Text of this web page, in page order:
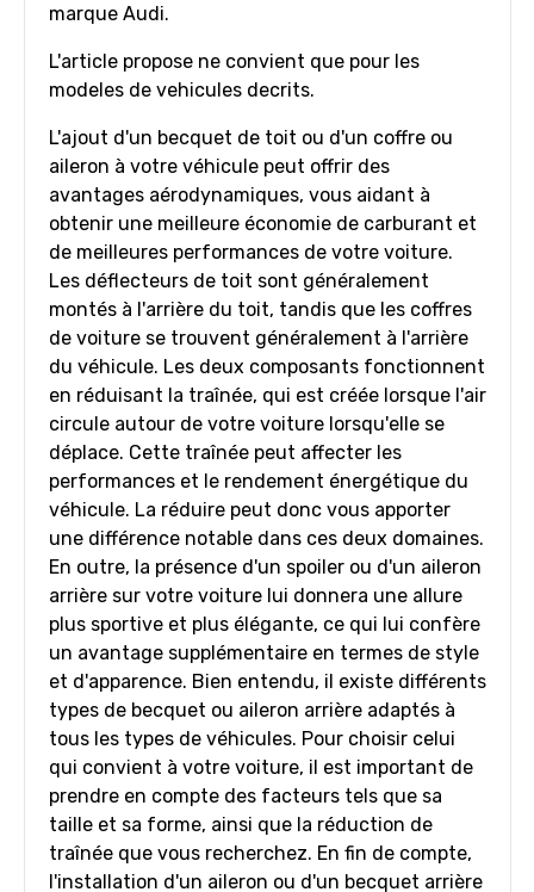
marque Audi.
L'article propose ne convient que pour les
modeles de vehicules decrits.
L'ajout d'un becquet de toit ou d'un coffre ou
aileron à votre véhicule peut offrir des
avantages aérodynamiques, vous aidant à
obtenir une meilleure économie de carburant et
de meilleures performances de votre voiture.
Les déflecteurs de toit sont généralement
montés à l'arrière du toit, tandis que les coffres
de voiture se trouvent généralement à l'arrière
du véhicule. Les deux composants fonctionnent
en réduisant la traînée, qui est créée lorsque l'air
circule autour de votre voiture lorsqu'elle se
déplace. Cette traînée peut affecter les
performances et le rendement énergétique du
véhicule. La réduire peut donc vous apporter
une différence notable dans ces deux domaines.
En outre, la présence d'un spoiler ou d'un aileron
arrière sur votre voiture lui donnera une allure
plus sportive et plus élégante, ce qui lui confère
un avantage supplémentaire en termes de style
et d'apparence. Bien entendu, il existe différents
types de becquet ou aileron arrière adaptés à
tous les types de véhicules. Pour choisir celui
qui convient à votre voiture, il est important de
prendre en compte des facteurs tels que sa
taille et sa forme, ainsi que la réduction de
traînée que vous recherchez. En fin de compte,
l'installation d'un aileron ou d'un becquet arrière